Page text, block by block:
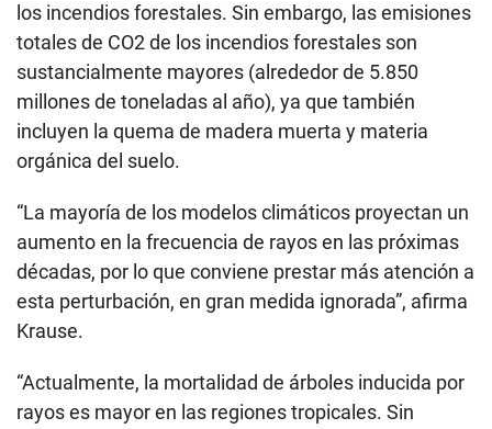
los incendios forestales. Sin embargo, las emisiones
totales de CO2 de los incendios forestales son
sustancialmente mayores (alrededor de 5.850
millones de toneladas al año), ya que también
incluyen la quema de madera muerta y materia
orgánica del suelo.
“La mayoría de los modelos climáticos proyectan un
aumento en la frecuencia de rayos en las próximas
décadas, por lo que conviene prestar más atención a
esta perturbación, en gran medida ignorada”, afirma
Krause.
“Actualmente, la mortalidad de árboles inducida por
rayos es mayor en las regiones tropicales. Sin